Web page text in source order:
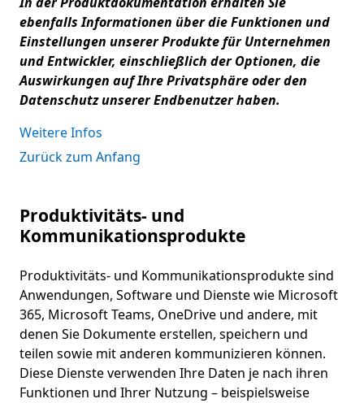
ebenfalls Informationen über die Funktionen und
Einstellungen unserer Produkte für Unternehmen
und Entwickler, einschließlich der Optionen, die
Auswirkungen auf Ihre Privatsphäre oder den
Datenschutz unserer Endbenutzer haben.
Weitere Infos
Zurück zum Anfang
Produktivitäts- und
Kommunikationsprodukte
Produktivitäts- und Kommunikationsprodukte sind
Anwendungen, Software und Dienste wie Microsoft
365, Microsoft Teams, OneDrive und andere, mit
denen Sie Dokumente erstellen, speichern und
teilen sowie mit anderen kommunizieren können.
Diese Dienste verwenden Ihre Daten je nach ihren
Funktionen und Ihrer Nutzung – beispielsweise